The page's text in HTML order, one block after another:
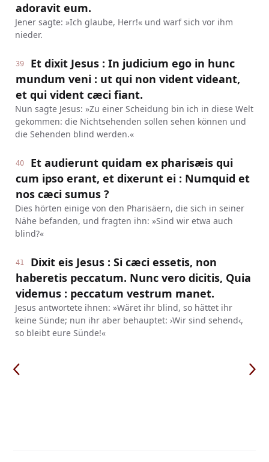
adoravit eum.
Jener sagte: »Ich glaube, Herr!« und warf sich vor ihm
nieder.
39
Et dixit Jesus : In judicium ego in hunc
mundum veni : ut qui non vident videant,
et qui vident cæci fiant.
Nun sagte Jesus: »Zu einer Scheidung bin ich in diese Welt
gekommen: die Nichtsehenden sollen sehen können und
die Sehenden blind werden.«
40
Et audierunt quidam ex pharisæis qui
cum ipso erant, et dixerunt ei : Numquid et
nos cæci sumus ?
Dies hörten einige von den Pharisäern, die sich in seiner
Nähe befanden, und fragten ihn: »Sind wir etwa auch
blind?«
41
Dixit eis Jesus : Si cæci essetis, non
haberetis peccatum. Nunc vero dicitis, Quia
videmus : peccatum vestrum manet.
Jesus antwortete ihnen: »Wäret ihr blind, so hättet ihr
keine Sünde; nun ihr aber behauptet: ›Wir sind sehend‹,
so bleibt eure Sünde!«